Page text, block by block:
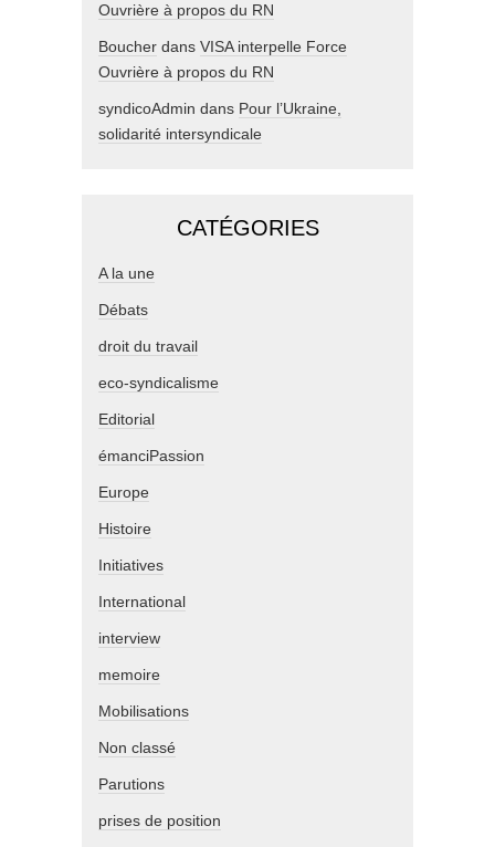
Ouvrière à propos du RN
Boucher dans VISA interpelle Force
Ouvrière à propos du RN
syndicoAdmin dans Pour l’Ukraine,
solidarité intersyndicale
CATÉGORIES
A la une
Débats
droit du travail
eco-syndicalisme
Editorial
émanciPassion
Europe
Histoire
Initiatives
International
interview
memoire
Mobilisations
Non classé
Parutions
prises de position